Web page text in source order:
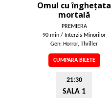
Omul cu înghețata
mortală
PREMIERA
90 min / Interzis Minorilor
Gen: Horror, Thriller
CUMPARA BILETE
21:30
SALA 1